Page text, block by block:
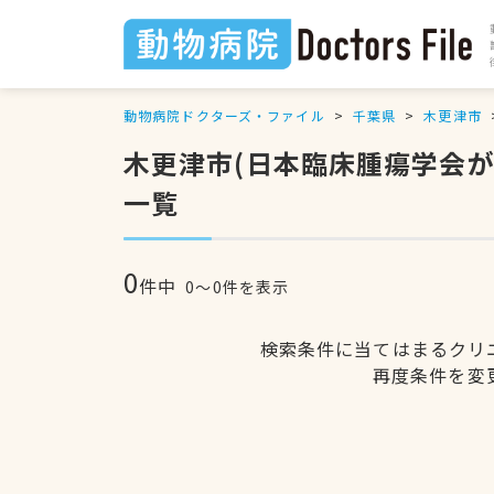
動物病院ドクターズ・ファイル 千葉県 木更津市
木更津市(日本臨床腫瘍学会
一覧
0件中 0〜0件を表示
検索条件に当てはまるク
再度条件を変